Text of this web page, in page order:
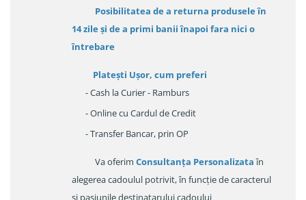
Posibilitatea de a returna produsele în
14 zileși de a primi banii înapoi fara nici o
întrebare
Platești Ușor, cum preferi
- Cash la Curier - Ramburs
- Online cu Cardul de Credit
- Transfer Bancar, prin OP
Va oferim Consultanța Personalizataîn
alegerea cadoulul potrivit, în funcție de caracterul
și pasiunile destinatarului cadoului